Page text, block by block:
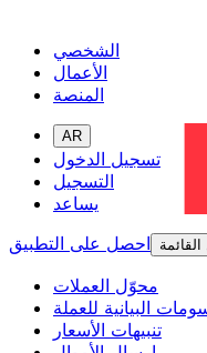
الشخصي
الأعمال
المنصة
AR
تسجيل الدخول
التسجيل
يساعد
احصل على التطبيق
القائمة
محوّل العملات
البيانية للعملة
تنبيهات الأسعار